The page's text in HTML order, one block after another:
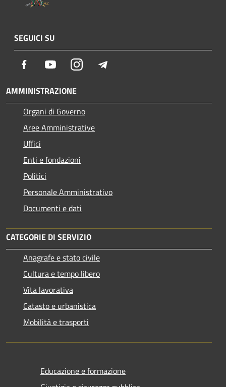
SEGUICI SU
Facebook YoutubeInstagram
AMMINISTRAZIONE
Organi di Governo
Aree Amministrative
Uffici
Enti e fondazioni
Politici
Personale Amministrativo
Documenti e dati
CATEGORIE DI SERVIZIO
Anagrafe e stato civile
Cultura e tempo libero
Vita lavorativa
Catasto e urbanistica
Mobilità e trasporti
Educazione e formazione